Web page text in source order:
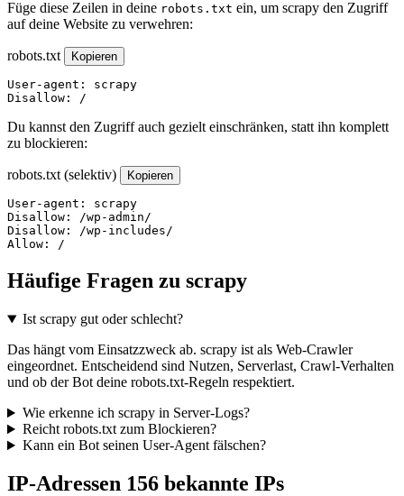
Füge diese Zeilen in deine robots.txt ein, um scrapy den Zugriff
auf deine Website zu verwehren:
robots.txt Kopieren
User-agent: scrapy
Disallow: /
Du kannst den Zugriff auch gezielt einschränken, statt ihn komplett
zu blockieren:
robots.txt (selektiv) Kopieren
User-agent: scrapy
Disallow: /wp-admin/
Disallow: /wp-includes/
Allow: /
Häufige Fragen zu scrapy
Ist scrapy gut oder schlecht?
Das hängt vom Einsatzzweck ab. scrapy ist als Web-Crawler
eingeordnet. Entscheidend sind Nutzen, Serverlast, Crawl-Verhalten
und ob der Bot deine robots.txt-Regeln respektiert.
Wie erkenne ich scrapy in Server-Logs?
Reicht robots.txt zum Blockieren?
Kann ein Bot seinen User-Agent fälschen?
IP-Adressen 156 bekannte IPs